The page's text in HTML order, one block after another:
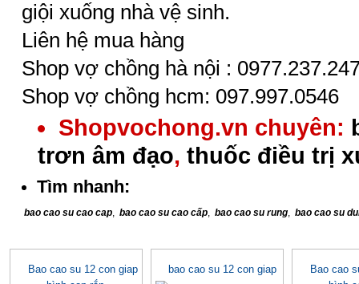
giội xuống nhà vệ sinh.
Liên hệ mua hàng
Shop vợ chồng hà nội :
Shop vợ chồng hcm: 097.997.0546
Shopvochong.vn chuyên:
trơn âm đạo, thuốc điều trị
Tìm nhanh:
bao cao su cao cap, bao cao su cao cấp, bao cao su rung, bao cao su
Bao cao su 12 con giap
bao cao su 12 con giap
Bao cao